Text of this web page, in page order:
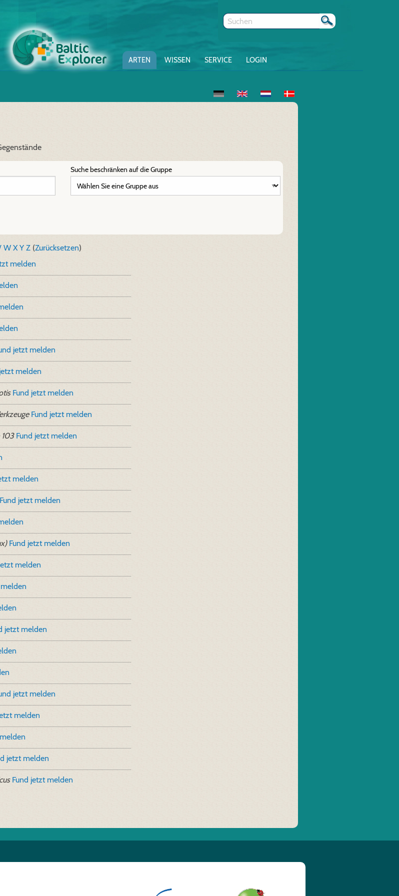
ARTEN WISSEN SERVICE LOGIN
Suche beschränken auf die Gruppe
W XY Z (Zurücksetzen)
melden
jetzt melden
melden
Fund jetzt melden
Fund jetzt melden
103 Fund jetzt melden
melden
Fund jetzt melden
Fund jetzt melden
melden
jetzt melden
jetzt melden
melden
jetzt melden
Fund jetzt melden